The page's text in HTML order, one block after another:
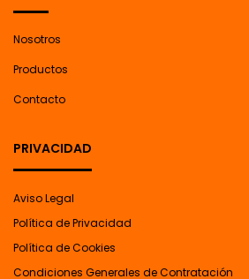
Nosotros
Productos
Contacto
PRIVACIDAD
Aviso Legal
Política de Privacidad
Política de Cookies
Condiciones Generales de Contratación